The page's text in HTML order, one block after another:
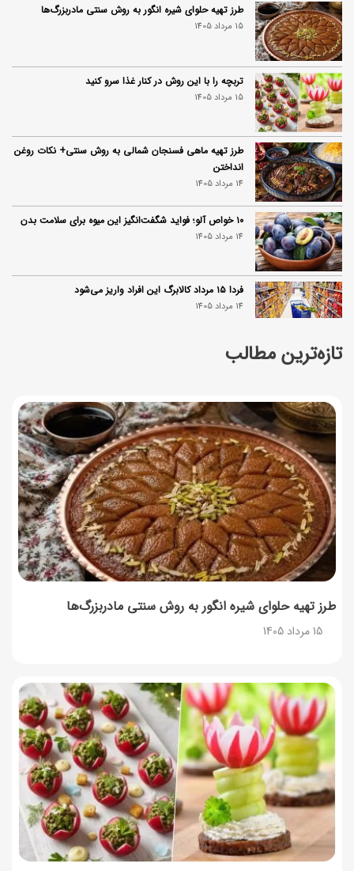
تازه‌ترین مطالب
طرز تهیه حلوای شیره انگور به روش سنتی مادربزرگ‌ها
15 مرداد 1405
طرز تهیه حلوای شیره انگور به روش سنتی مادربزرگ‌ها
15 مرداد 1405
تربچه را با این روش در کنار غذا سرو کنید
15 مرداد 1405
طرز تهیه ماهی فسنجان شمالی به روش سنتی+ نکات روغن
انداختن
14 مرداد 1405
۱۰ خواص آلو؛ فواید شگفت‌انگیز این میوه برای سلامت بدن
14 مرداد 1405
فردا ۱۵ مرداد کالابرگ این افراد واریز می‌شود
14 مرداد 1405
زمان شارژ کالابرگ تغییر کرد؛ جزئیات برنامه جدید واریز اعتبار
توصیه‌های مهم برای دفع انواع حشرات در خانه
14 مرداد 1405
طرز تهیه آلبالو شور خانگی؛ خوش‌رنگ و بدون کپک
14 مرداد 1405
طرز تهیه پنکیک با شیره انگور؛ صبحانه‌ای سالم و انرژی‌بخش
14 مرداد 1405
طرز تهیه پش ملبا (پیچ ملبا)؛ دسر کلاسیک هلو و بستنی
13 مرداد 1405
طرز تهیه حلوای بحرینی؛ دسر سنتی خاورمیانه‌ای
13 مرداد 1405